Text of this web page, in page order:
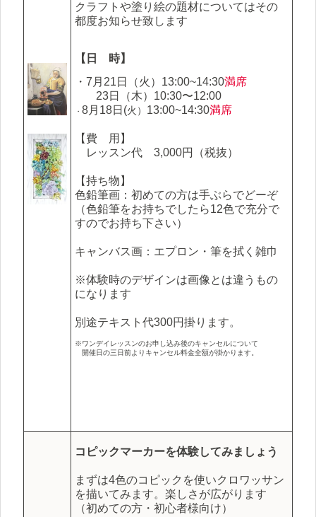
クラフトや塗り絵の題材についてはその
都度お知らせ致します
【日 時】
・7月21日（火） 13:00~14:30満席
23日（木）10:30〜12:00
・8月18日(火） 13:00~14:30満席
【費 用】
レッスン代 3,000円（税抜）
【持ち物】
色鉛筆画：初めての方は手ぶらでどーぞ
（色鉛筆をお持ちでしたら12色で充分で
すのでお持ち下さい）
キャンバス画：エプロン・筆を拭く雑巾
※体験時のデザインは画像とは違うもの
になります
別途テキスト代300円掛ります。
※ワンデイレッスンのお申し込み後のキャンセルについて
開催日の三日前よりキャンセル料金全額が掛かります。
コピックマーカーを体験してみましょう
まずは4色のコピックを使いクロワッサン
を描いてみます。楽しさが広がります
（初めての方・初心者様向け）